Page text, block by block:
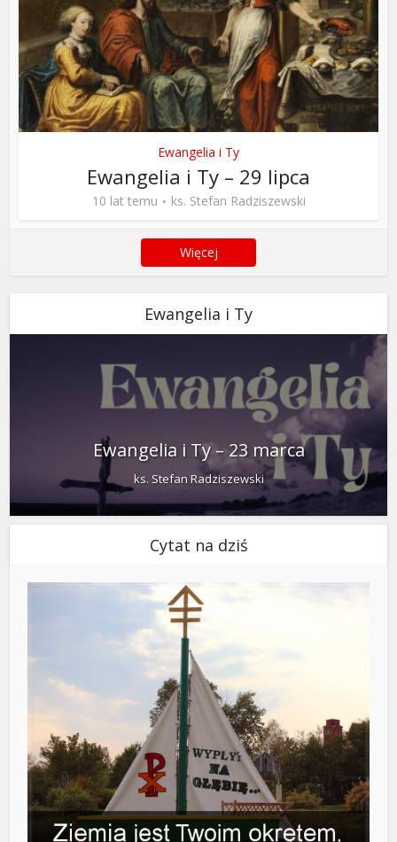
Ewangelia i Ty
Ewangelia i Ty – 29 lipca
10 lat temu ks. Stefan Radziszewski
Więcej
Ewangelia i Ty
Ewangelia i Ty – 23 marca
ks. Stefan Radziszewski
Cytat na dziś